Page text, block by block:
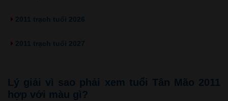
2011 trạch tuổi 2026
2011 trạch tuổi 2027
Lý giải vì sao phải xem tuổi Tân Mão 2011
hợp với màu gì?